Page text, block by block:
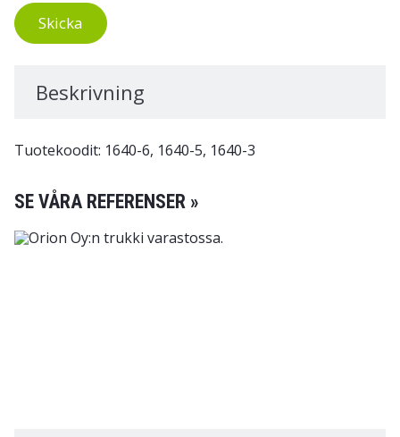
Skicka
Beskrivning
Tuotekoodit: 1640-6, 1640-5, 1640-3
SE VÅRA REFERENSER »